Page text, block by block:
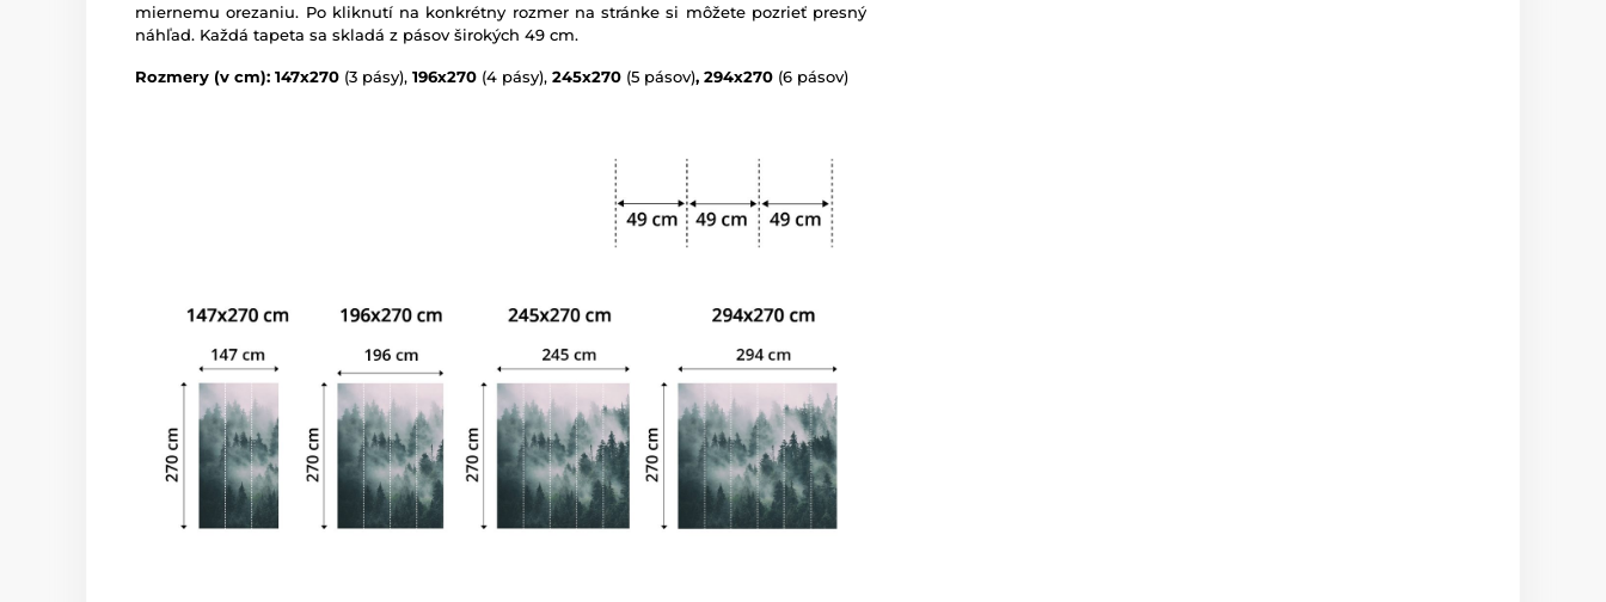
miernemu orezaniu. Po kliknutí na konkrétny rozmer na stránke si môžete pozrieť presný
náhľad. Každá tapeta sa skladá z pásov širokých 49 cm.
Rozmery (v cm): 147x270 (3 pásy), 196x270 (4 pásy), 245x270 (5 pásov), 294x270 (6 pásov)